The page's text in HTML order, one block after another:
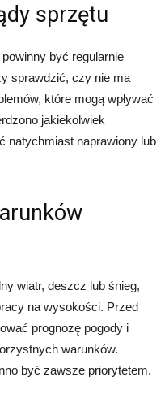
sprzętu
być regularnie
sprawdzić, czy nie ma
które mogą wpływać
jakiekolwiek
natychmiast naprawiony lub
wiatr, deszcz lub śnieg,
na wysokości. Przed
prognozę pogody i
warunków.
być zawsze priorytetem.